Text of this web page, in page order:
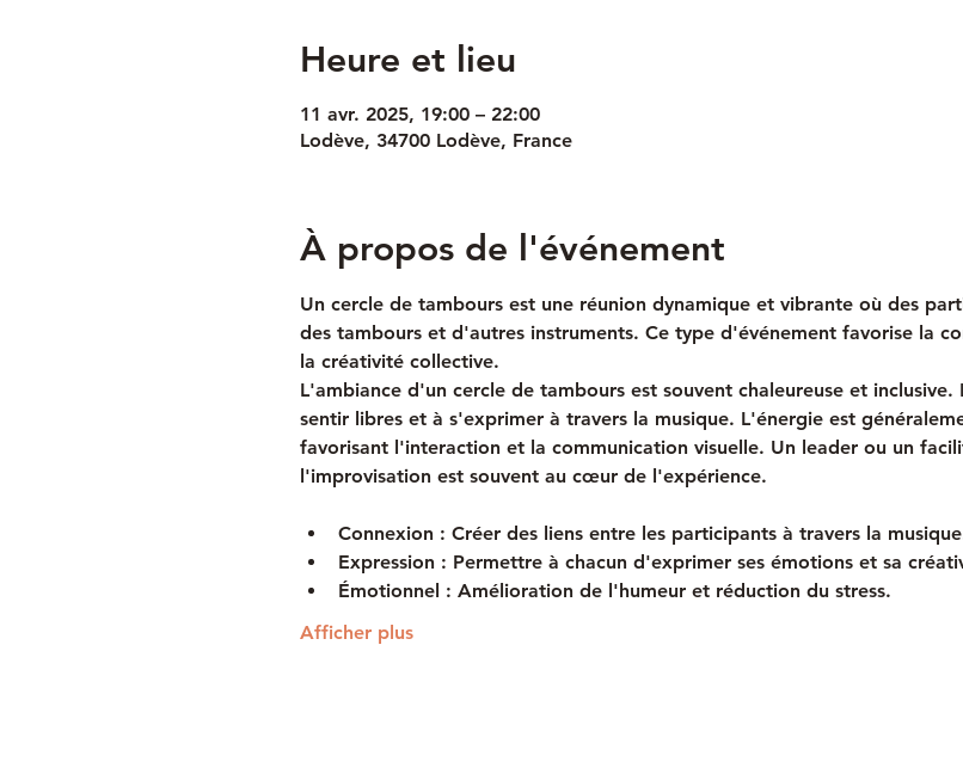
Heure et lieu
11 avr. 2025, 19:00 – 22:00
Lodève, 34700 Lodève, France
À propos de l'événement
Un cercle de tambours est une réunion dynamique et vibrante où des
des tambours et d'autres instruments. Ce type d'événement favorise la
la créativité collective.
L'ambiance d'un cercle de tambours est souvent chaleureuse et
sentir libres et à s'exprimer à travers la musique. L'énergie est
favorisant l'interaction et la communication visuelle. Un leader ou un
l'improvisation est souvent au cœur de l'expérience.
Connexion : Créer des liens entre les participants à travers la
Expression : Permettre à chacun d'exprimer ses émotions et sa
Émotionnel : Amélioration de l'humeur et réduction du stress.
Afficher plus